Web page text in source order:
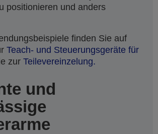
positionieren und anders
finden Sie auf
Teach- und Steuerungsgeräte für
zur Teilevereinzelung.
und